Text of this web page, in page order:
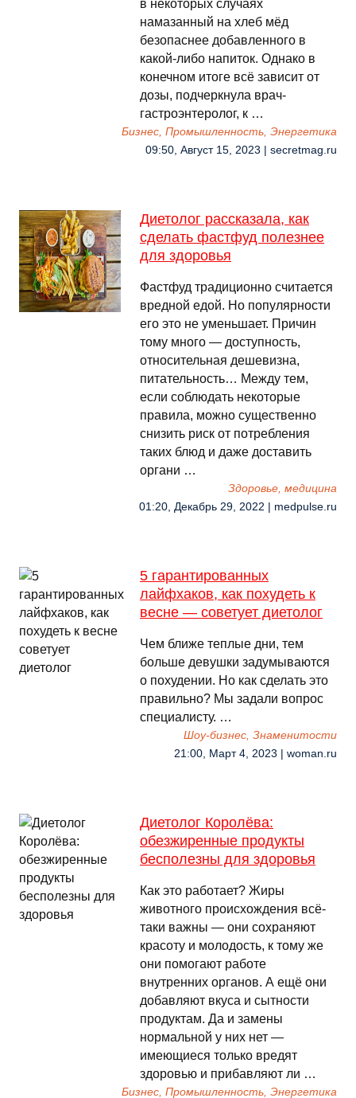
в некоторых случаях
намазанный на хлеб мёд
безопаснее добавленного в
какой-либо напиток. Однако в
конечном итоге всё зависит от
дозы, подчеркнула врач-
гастроэнтеролог, к …
Бизнес, Промышленность, Энергетика
09:50, Август 15, 2023 | secretmag.ru
Диетолог рассказала, как
сделать фастфуд полезнее
для здоровья
Фастфуд традиционно считается
вредной едой. Но популярности
его это не уменьшает. Причин
тому много — доступность,
относительная дешевизна,
питательность… Между тем,
если соблюдать некоторые
правила, можно существенно
снизить риск от потребления
таких блюд и даже доставить
органи …
Здоровье, медицина
01:20, Декабрь 29, 2022 | medpulse.ru
5 гарантированных
лайфхаков, как похудеть к
весне — советует диетолог
Чем ближе теплые дни, тем
больше девушки задумываются
о похудении. Но как сделать это
правильно? Мы задали вопрос
специалисту. …
Шоу-бизнес, Знаменитости
21:00, Март 4, 2023 | woman.ru
Диетолог Королёва:
обезжиренные продукты
бесполезны для здоровья
Как это работает? Жиры
животного происхождения всё-
таки важны — они сохраняют
красоту и молодость, к тому же
они помогают работе
внутренних органов. А ещё они
добавляют вкуса и сытности
продуктам. Да и замены
нормальной у них нет —
имеющиеся только вредят
здоровью и прибавляют ли …
Бизнес, Промышленность, Энергетика